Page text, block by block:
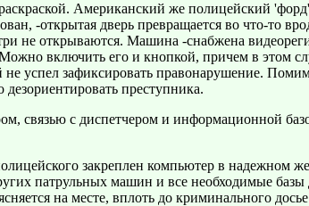
Американский же полицейский
-открытая дверь превращается во что-то
не открываются. Машина -снабжена
включить его и кнопкой, причем в этом
успел зафиксировать правонарушение.
преступника.
связью с диспетчером и информационной
закреплен компьютер в надежном
патрульных машин и все необходимые
на месте, вплоть до криминального